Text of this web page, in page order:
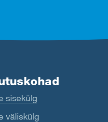
sisekülg
väliskülg